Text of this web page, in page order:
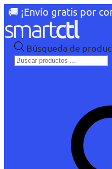
🚚 ¡Envío gratis por
Búsqueda de